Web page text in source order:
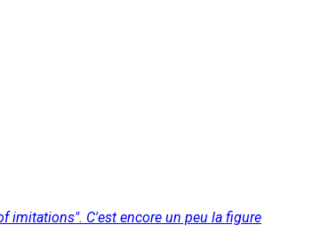
imitations". C'est encore un peu la figure